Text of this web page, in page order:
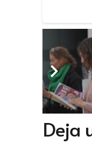
Deja